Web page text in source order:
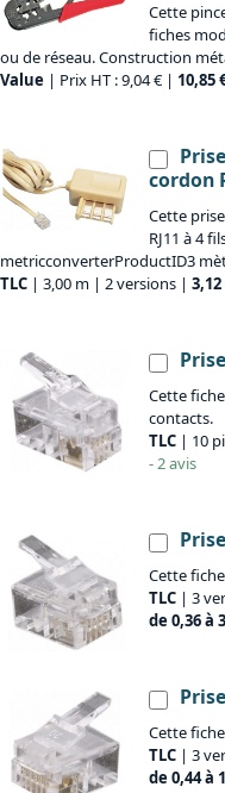
Cette
fiches
ou de réseau. Construction
Value | Prix HT : 9,04 € | 10,85
cordon
Cette
RJ11 à 4
metricconverterProductID3
TLC | 3,00 m | 2 versions |
Cette
contacts.
TLC | 10
- 2 avis
Cette
TLC | 3
de 0,36 à
Cette
TLC | 3
de 0,44 à